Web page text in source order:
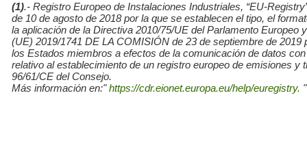
(1).- Registro Europeo de Instalaciones Industriales, “EU-
de 10 de agosto de 2018 por la que se establecen el tipo, el
la aplicación de la Directiva 2010/75/UE del Parlamento
(UE) 2019/1741 DE LA COMISIÓN de 23 de septiembre de
los Estados miembros a efectos de la comunicación de datos
relativo al establecimiento de un registro europeo de emisiones
96/61/CE del Consejo.
Más información en:"https://cdr.eionet.europa.eu/help/euregistry. "